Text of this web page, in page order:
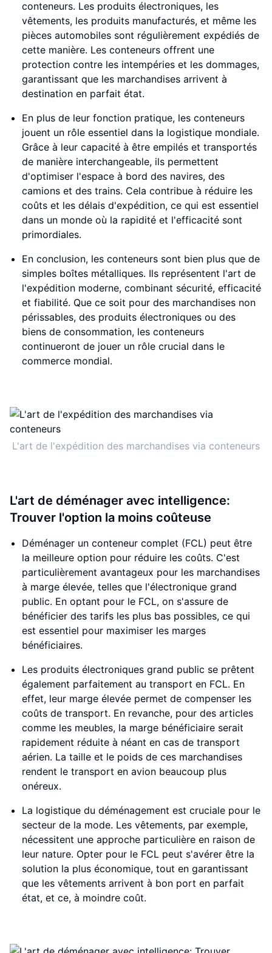
conteneurs. Les produits électroniques, les
vêtements, les produits manufacturés, et même les
pièces automobiles sont régulièrement expédiés de
cette manière. Les conteneurs offrent une
protection contre les intempéries et les dommages,
garantissant que les marchandises arrivent à
destination en parfait état.
En plus de leur fonction pratique, les conteneurs
jouent un rôle essentiel dans la logistique mondiale.
Grâce à leur capacité à être empilés et transportés
de manière interchangeable, ils permettent
d'optimiser l'espace à bord des navires, des
camions et des trains. Cela contribue à réduire les
coûts et les délais d'expédition, ce qui est essentiel
dans un monde où la rapidité et l'efficacité sont
primordiales.
En conclusion, les conteneurs sont bien plus que de
simples boîtes métalliques. Ils représentent l'art de
l'expédition moderne, combinant sécurité, efficacité
et fiabilité. Que ce soit pour des marchandises non
périssables, des produits électroniques ou des
biens de consommation, les conteneurs
continueront de jouer un rôle crucial dans le
commerce mondial.
L'art de l'expédition des marchandises via conteneurs
L'art de déménager avec intelligence:
Trouver l'option la moins coûteuse
Déménager un conteneur complet (FCL) peut être
la meilleure option pour réduire les coûts. C'est
particulièrement avantageux pour les marchandises
à marge élevée, telles que l'électronique grand
public. En optant pour le FCL, on s'assure de
bénéficier des tarifs les plus bas possibles, ce qui
est essentiel pour maximiser les marges
bénéficiaires.
Les produits électroniques grand public se prêtent
également parfaitement au transport en FCL. En
effet, leur marge élevée permet de compenser les
coûts de transport. En revanche, pour des articles
comme les meubles, la marge bénéficiaire serait
rapidement réduite à néant en cas de transport
aérien. La taille et le poids de ces marchandises
rendent le transport en avion beaucoup plus
onéreux.
La logistique du déménagement est cruciale pour le
secteur de la mode. Les vêtements, par exemple,
nécessitent une approche particulière en raison de
leur nature. Opter pour le FCL peut s'avérer être la
solution la plus économique, tout en garantissant
que les vêtements arrivent à bon port en parfait
état, et ce, à moindre coût.